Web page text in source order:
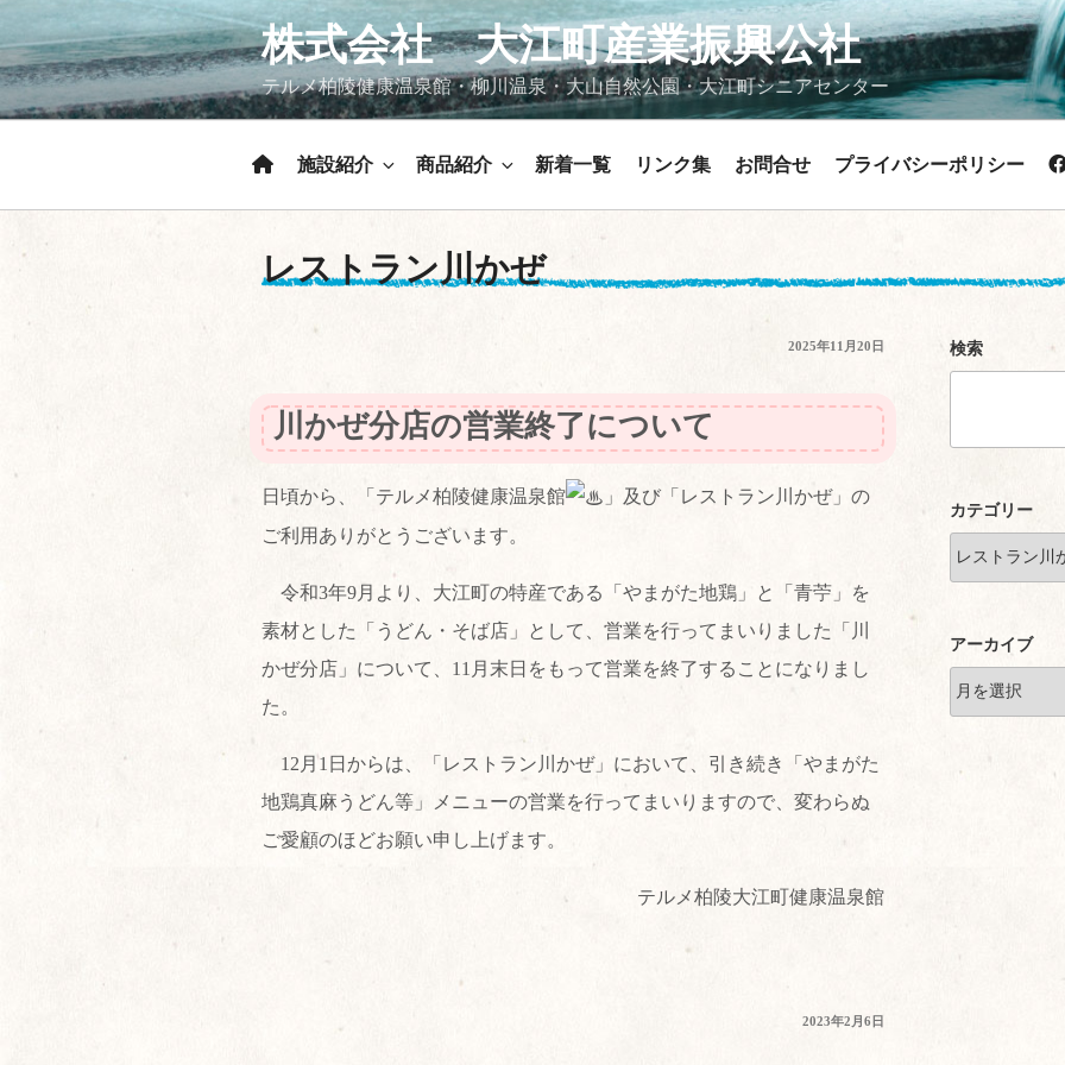
ン
テ
ツ
キ
株式会社 大江町産業振興公社
テルメ柏陵健康温泉館・柳川温泉・大山自然公園・大江町シニアセンター
施設紹介 商品紹介 新着一覧 リンク集 お問合せ プライバシーポリシー
レストラン川かぜ
投
2025年11月20日
川かぜ分店の営業終了について
日頃から、「テルメ柏陵健康温泉館
」及び「レストラン川かぜ」の
ご利用ありがとうございます。
令和3年9月より、大江町の特産である「やまがた地鶏」と「青苧」を
素材とした「うどん・そば店」として、営業を行ってまいりました「川
かぜ分店」について、11月末日をもって営業を終了することになりまし
た。
12月1日からは、「レストラン川かぜ」において、引き続き「やまがた
地鶏真麻うどん等」メニューの営業を行ってまいりますので、変わらぬ
ご愛顧のほどお願い申し上げます。
テルメ柏陵大江町健康温泉館
投
2023年2月6日
検索
カテゴリー
アーカイブ